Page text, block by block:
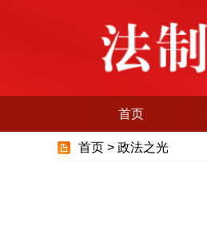
首页
首页 > 政法之光